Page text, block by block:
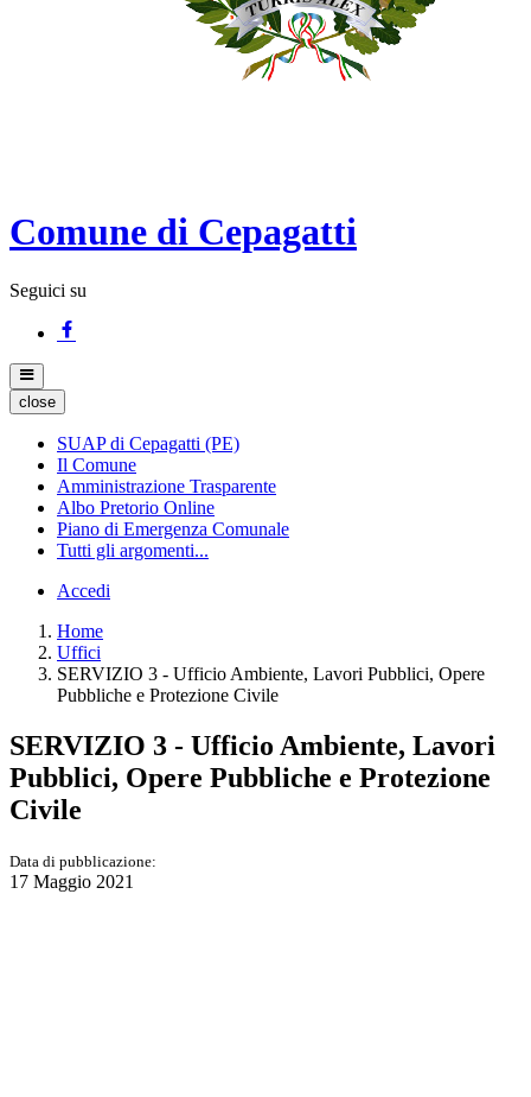
Comune di Cepagatti
Seguici su
close
SUAP di Cepagatti (PE)
Il Comune
Amministrazione Trasparente
Albo Pretorio Online
Piano di Emergenza Comunale
Tutti gli argomenti...
Accedi
Home
Uffici
SERVIZIO 3 - Ufficio Ambiente, Lavori Pubblici, Opere
Pubbliche e Protezione Civile
SERVIZIO 3 - Ufficio Ambiente, Lavori
Pubblici, Opere Pubbliche e Protezione
Civile
Data di pubblicazione:
17 Maggio 2021